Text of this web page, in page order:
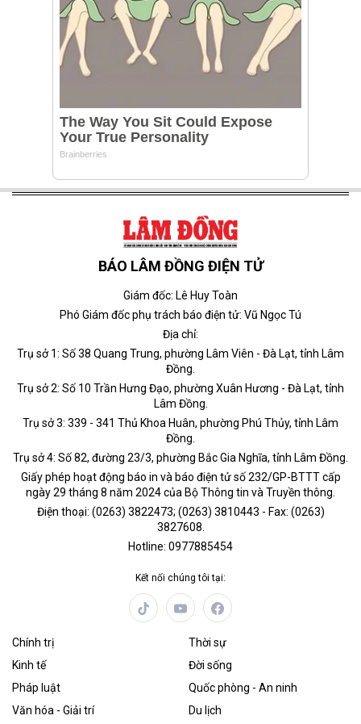
BÁO LÂM ĐỒNG ĐIỆN TỬ
Giám đốc: Lê Huy Toàn
Phó Giám đốc phụ trách báo điện tử: Vũ Ngọc Tú
Địa chỉ:
Trụ sở 1: Số 38 Quang Trung, phường Lâm Viên - Đà Lạt, tỉnh Lâm
Đồng.
Trụ sở 2: Số 10 Trần Hưng Đạo, phường Xuân Hương - Đà Lạt, tỉnh
Lâm Đồng.
Trụ sở 3: 339 - 341 Thủ Khoa Huân, phường Phú Thủy, tỉnh Lâm
Đồng.
Trụ sở 4: Số 82, đường 23/3, phường Bắc Gia Nghĩa, tỉnh Lâm Đồng.
Giấy phép hoạt động báo in và báo điện tử số 232/GP-BTTT cấp
ngày 29 tháng 8 năm 2024 của Bộ Thông tin và Truyền thông.
Điện thoại: (0263) 3822473; (0263) 3810443 - Fax: (0263)
3827608.
Hotline: 0977885454
Kết nối chúng tôi tại:
Chính trị
Thời sự
Kinh tế
Đời sống
Pháp luật
Quốc phòng - An ninh
Văn hóa - Giải trí
Du lịch